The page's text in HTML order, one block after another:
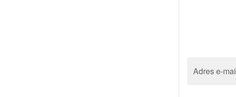
Adres e-